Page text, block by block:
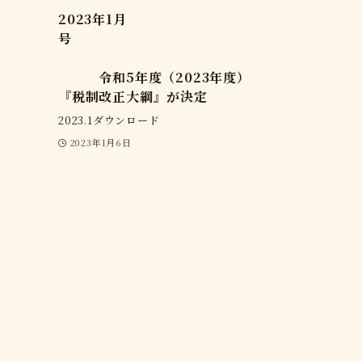
2023年1月
号
令和5年度（2023年度）
『税制改正大綱』が決定
2023.1ダウンロード
2023年1月6日